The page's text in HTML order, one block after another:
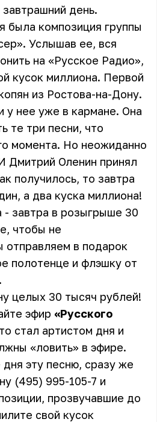
день.
была композиция группы
Услышав ее, вся
на «Русское Радио»,
кусок миллиона. Первой
из Ростова-на-Дону.
у нее уже в кармане. Она
те три песни, что
момента. Но неожиданно
Дмитрий Оленин принял
получилось, то завтра
а два куска миллиона!
- завтра в розыгрыше 30
чтобы не
отправляем в подарок
полотенце и флэшку от
.
целых 30 тысяч рублей!
эфир «Русского
стал артистом дня и
«ловить» в эфире.
эту песню, сразу же
(495) 995-105-7 и
прозвучавшие до
свой кусок